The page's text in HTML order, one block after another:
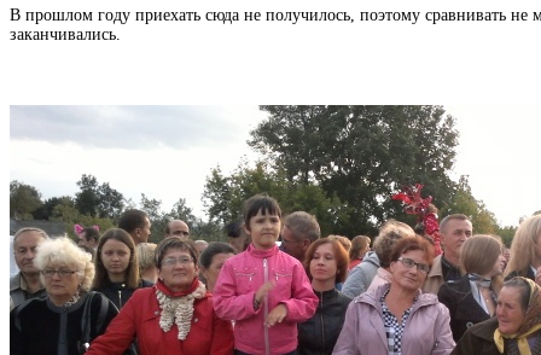
В прошлом году приехать сюда не получилось, поэтому сравнивать
заканчивались.